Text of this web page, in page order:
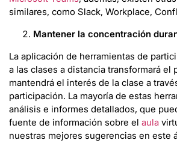
similares, como Slack, Workplace,
Mantener la concentración
La aplicación de herramientas de
a las clases a distancia transformará el
mantendrá el interés de la clase a
participación. La mayoría de estas
análisis e informes detallados, que
fuente de información sobre el aula
nuestras mejores sugerencias en este